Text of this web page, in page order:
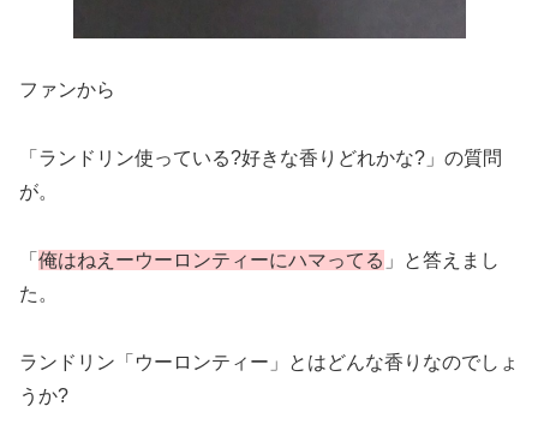
ファンから
「ランドリン使っている?好きな香りどれかな?」の質問
が。
「 俺はねえーウーロンティーにハマってる 」と答えまし
た。
ランドリン「ウーロンティー」とはどんな香りなのでしょ
うか?